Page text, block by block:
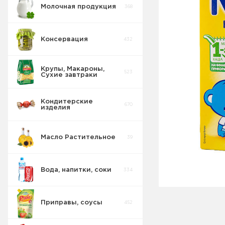
Молочная продукция 368
Консервация 432
Крупы, Макароны,
Сухие завтраки
523
Кондитерские
изделия
670
Масло Растительное 39
Вода, напитки, соки 334
Приправы, соусы 452